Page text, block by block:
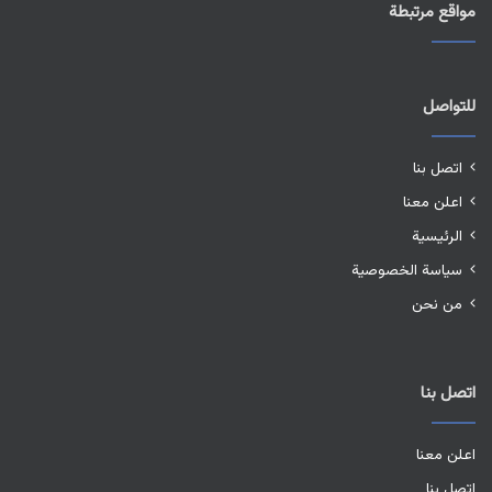
مواقع مرتبطة
للتواصل
اتصل بنا
اعلن معنا
الرئيسية
سياسة الخصوصية
من نحن
اتصل بنا
اعلن معنا